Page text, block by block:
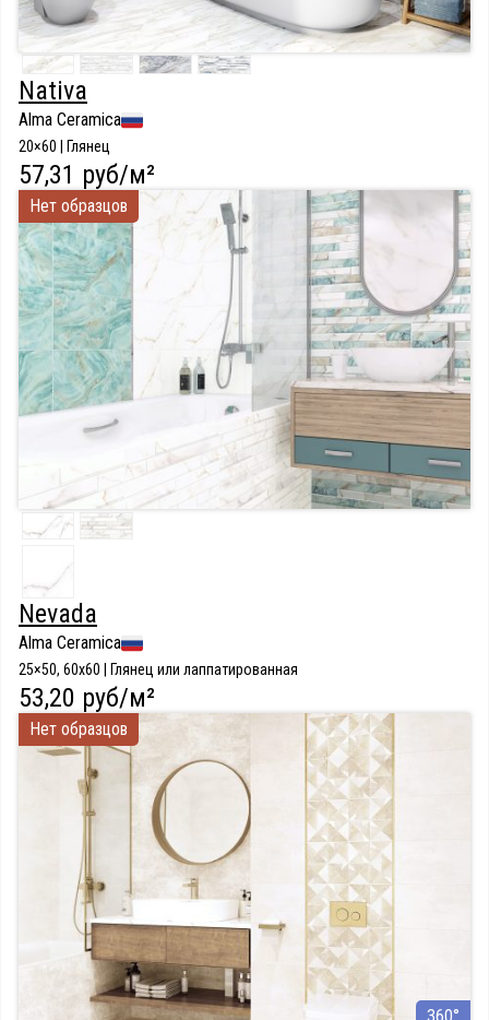
Nativa
Alma Ceramica
20×60 | Глянец
57,31 руб/м²
Нет образцов
Nevada
Alma Ceramica
25×50, 60x60 | Глянец или лаппатированная
53,20 руб/м²
Нет образцов